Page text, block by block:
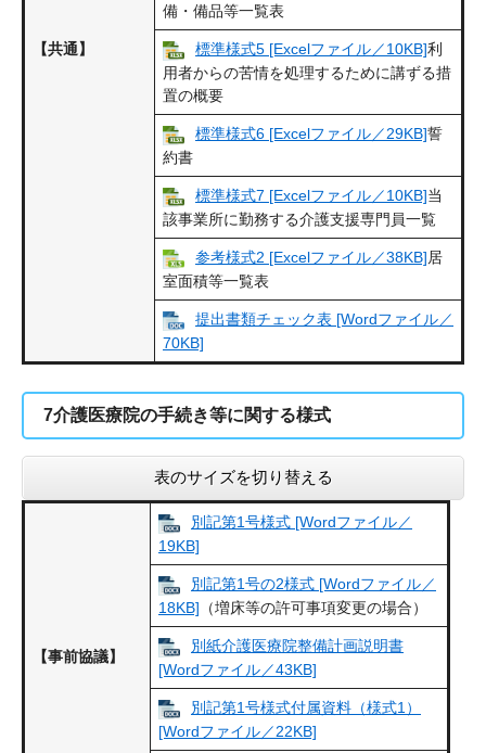
【共通】
備・備品等一覧表
標準様式5 [Excelファイル／10KB]利
用者からの苦情を処理するために講ずる措
置の概要
標準様式6 [Excelファイル／29KB]誓
約書
標準様式7 [Excelファイル／10KB]当
該事業所に勤務する介護支援専門員一覧
参考様式2 [Excelファイル／38KB]居
室面積等一覧表
提出書類チェック表 [Wordファイル／
70KB]
7介護医療院の手続き等に関する様式
表のサイズを切り替える
【事前協議】
別記第1号様式 [Wordファイル／
19KB]
別記第1号の2様式 [Wordファイル／
18KB] （増床等の許可事項変更の場合）
別紙介護医療院整備計画説明書
[Wordファイル／43KB]
別記第1号様式付属資料（様式1）
[Wordファイル／22KB]